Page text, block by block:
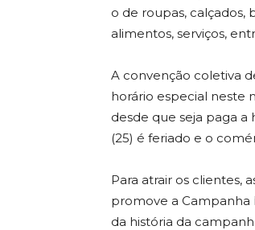
o de roupas, calçados,
alimentos, serviços,
A convenção coletiva
horário especial neste
desde que seja paga
(25) é feriado e o
Para atrair os clientes,
promove a Campanha
da história da